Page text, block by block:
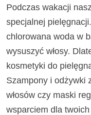
Podczas wakacji
specjalnej
chlorowana woda w
wysuszyć włosy.
kosmetyki do
Szampony i odżywki
włosów czy maski
wsparciem dla